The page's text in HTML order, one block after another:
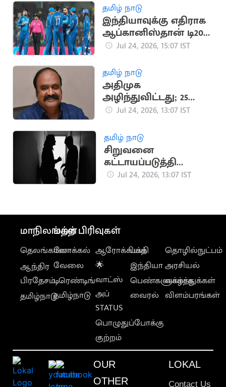
தமிழ் நாடு
இந்தியாவுக்கு எதிராக
ஆப்கானிஸ்தான் டி20
தொடர்: டெல்லியில்
Jul 24, 2026, 15:07 IST
தமிழ் நாடு
அதிமுக
அழிந்துவிட்டது; 25
எம்எல்ஏக்கள்
வருவார்கள்: புகழேந்தி
Jul 24, 2026, 13:07 IST
தமிழ் நாடு
சிறுவனை
கட்டாயப்படுத்தி
இளம்பெண் பாலியல்
Jul 24, 2026, 13:07 IST
மாநிலங்கள்
தெலங்கானா
ஆந்திர
பிரதேசம்
தமிழ்நாடு
மற்ற பிரிவுகள்
லோக்கல்
வேலை
டிரெண்டிங்
தமிழ்நாடு
ஆரோக்கியம்
🌟
வாட்ஸ்
அப்
STATUS
பொழுதுப்போக்கு
குற்றம்
பக்தி
இந்தியா
பெண்களுக்காக
வைரல்
தொழில்நுட்பம்
அரசியல்
வாழ்த்துக்கள்
விளம்பரங்கள்
OUR
OTHER
LOKAL
Contact Us